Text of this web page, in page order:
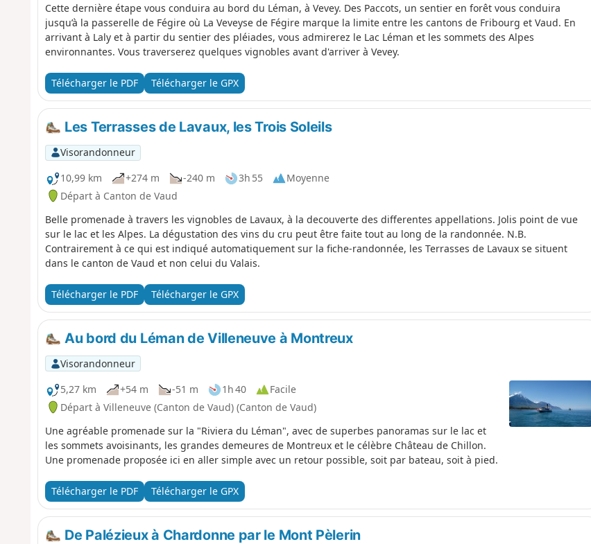
Cette dernière étape vous conduira au bord du Léman, à Vevey. Des Paccots, un sentier en forêt vous conduira
jusqu’à la passerelle de Fégire où La Veveyse de Fégire marque la limite entre les cantons de Fribourg et Vaud. En
arrivant à Laly et à partir du sentier des pléiades, vous admirerez le Lac Léman et les sommets des Alpes
environnantes. Vous traverserez quelques vignobles avant d'arriver à Vevey.
Télécharger le PDF Télécharger le GPX
Les Terrasses de Lavaux, les Trois Soleils
Visorandonneur
10,99 km
+274 m -240 m 3h 55
Moyenne
Départ à Canton de Vaud
Belle promenade à travers les vignobles de Lavaux, à la decouverte des differentes appellations. Jolis point de vue
sur le lac et les Alpes. La dégustation des vins du cru peut être faite tout au long de la randonnée. N.B.
Contrairement à ce qui est indiqué automatiquement sur la fiche-randonnée, les Terrasses de Lavaux se situent
dans le canton de Vaud et non celui du Valais.
Télécharger le PDF Télécharger le GPX
Au bord du Léman de Villeneuve à Montreux
Visorandonneur
5,27 km
+54 m -51 m 1h 40
Facile
Départ à Villeneuve (Canton de Vaud) (Canton de Vaud)
Une agréable promenade sur la "Riviera du Léman", avec de superbes panoramas sur le lac et
les sommets avoisinants, les grandes demeures de Montreux et le célèbre Château de Chillon.
Une promenade proposée ici en aller simple avec un retour possible, soit par bateau, soit à pied.
Télécharger le PDF Télécharger le GPX
De Palézieux à Chardonne par le Mont Pèlerin